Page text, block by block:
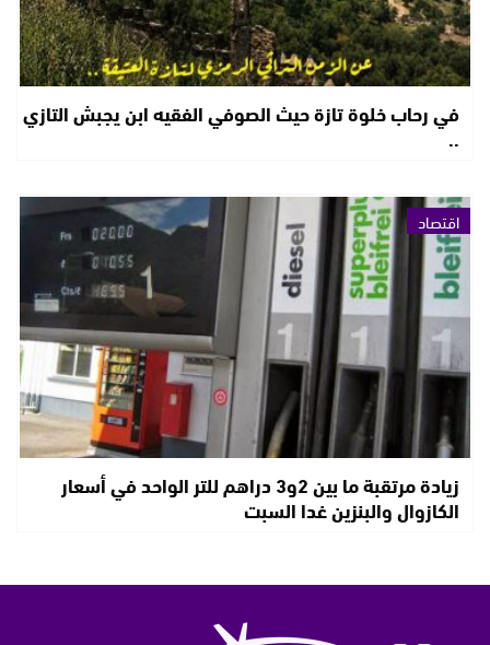
في رحاب خلوة تازة حيث الصوفي الفقيه ابن يجبش التازي
..
اقتصاد
زيادة مرتقبة ما بين 2و3 دراهم للتر الواحد في أسعار
الكازوال والبنزين غدا السبت